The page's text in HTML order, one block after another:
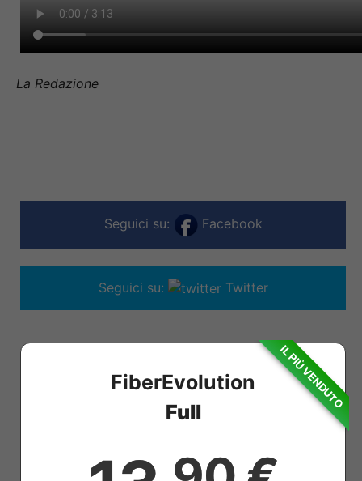
La Redazione
Seguici su: Facebook
Seguici su: Twitter
IL PIÙ VENDUTO
FiberEvolution
Full